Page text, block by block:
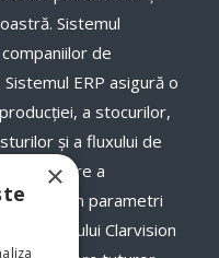
Sistemul
de
ERP asigură o
a stocurilor,
și a fluxului de
și onorare a
în parametri
programului Clarvision
×